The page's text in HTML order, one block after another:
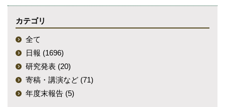
カテゴリ
全て
日報 (1696)
研究発表 (20)
寄稿・講演など (71)
年度末報告 (5)